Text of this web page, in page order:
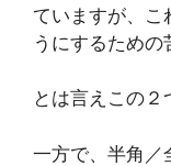
ていますが、こ
うにするための
とは言えこの
一方で、半角／